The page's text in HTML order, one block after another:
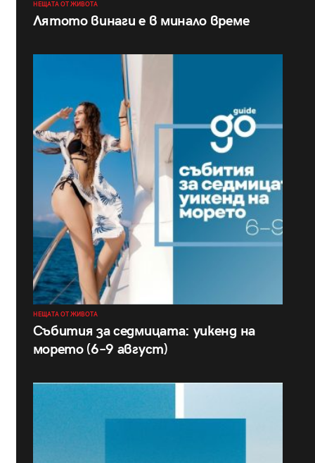
НЕЩАТА ОТ ЖИВОТА
Лятото винаги е в минало време
НЕЩАТА ОТ ЖИВОТА
Събития за седмицата: уикенд на
морето (6–9 август)